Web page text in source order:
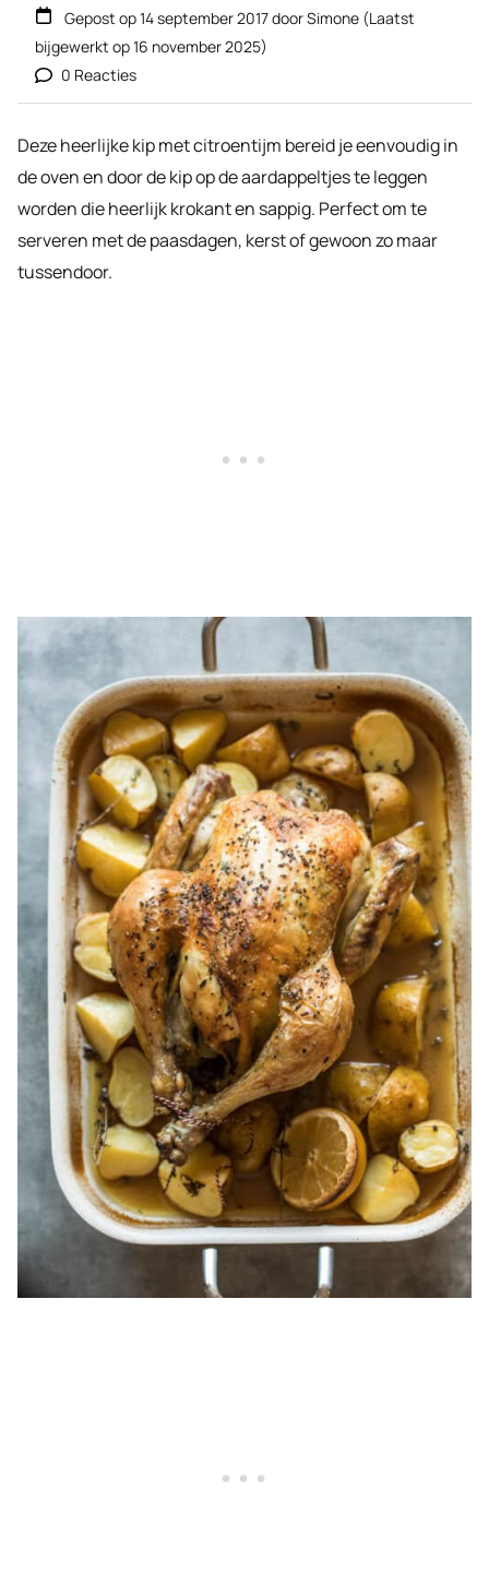
Gepost op14 september 2017doorSimone (Laatst
bijgewerkt op16 november 2025)
0 Reacties
Deze heerlijke kip met citroentijm bereid je eenvoudig in
de oven en door de kip op de aardappeltjes te leggen
worden die heerlijk krokant en sappig. Perfect om te
serveren met de paasdagen, kerst of gewoon zo maar
tussendoor.